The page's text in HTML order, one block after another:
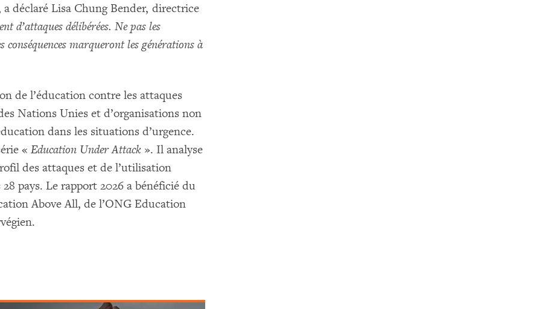
déclaré Lisa Chung Bender, directrice
d’attaques délibérées. Ne pas les
conséquences marqueront les générations à
de l’éducation contre les attaques
Nations Unies et d’organisations non
dans les situations d’urgence.
« Education Under Attack ». Il analyse
des attaques et de l’utilisation
pays. Le rapport 2026 a bénéficié du
Above All, de l’ONG Education